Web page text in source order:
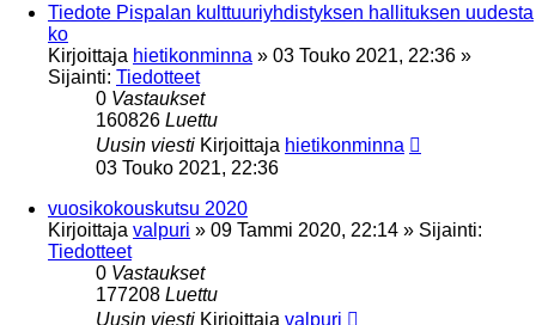
Tiedote Pispalan kulttuuriyhdistyksen hallituksen uudesta
ko
Kirjoittaja hietikonminna » 03 Touko 2021, 22:36 »
Sijainti: Tiedotteet
0 Vastaukset
160826 Luettu
Uusin viesti Kirjoittaja hietikonminna
03 Touko 2021, 22:36
vuosikokouskutsu 2020
Kirjoittaja valpuri » 09 Tammi 2020, 22:14 » Sijainti:
Tiedotteet
0 Vastaukset
177208 Luettu
Uusin viesti Kirjoittaja valpuri